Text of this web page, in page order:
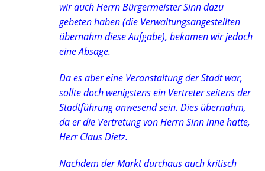
wir auch Herrn Bürgermeister Sinn dazu
gebeten haben (die Verwaltungsangestellten
übernahm diese Aufgabe), bekamen wir jedoch
eine Absage.
Da es aber eine Veranstaltung der Stadt war,
sollte doch wenigstens ein Vertreter seitens der
Stadtführung anwesend sein. Dies übernahm,
da er die Vertretung von Herrn Sinn inne hatte,
Herr Claus Dietz.
Nachdem der Markt durchaus auch kritisch